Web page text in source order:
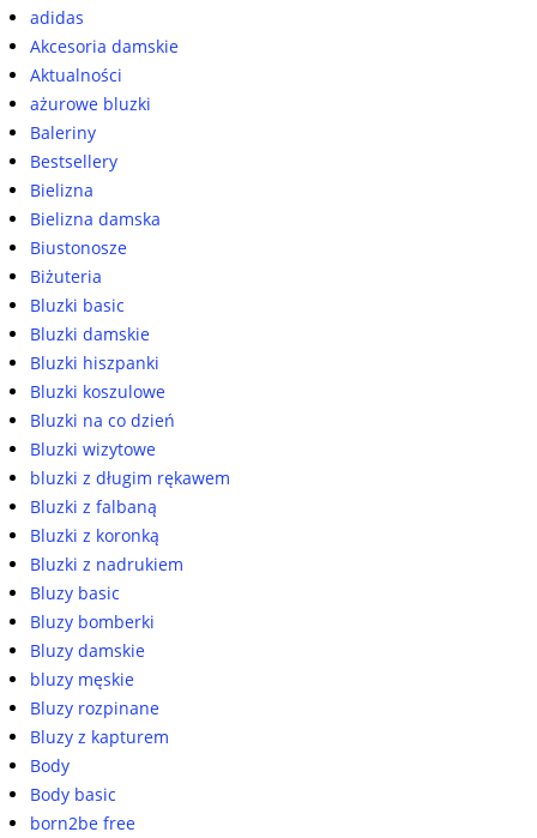
adidas
Akcesoria damskie
Aktualności
ażurowe bluzki
Baleriny
Bestsellery
Bielizna
Bielizna damska
Biustonosze
Biżuteria
Bluzki basic
Bluzki damskie
Bluzki hiszpanki
Bluzki koszulowe
Bluzki na co dzień
Bluzki wizytowe
bluzki z długim rękawem
Bluzki z falbaną
Bluzki z koronką
Bluzki z nadrukiem
Bluzy basic
Bluzy bomberki
Bluzy damskie
bluzy męskie
Bluzy rozpinane
Bluzy z kapturem
Body
Body basic
born2be free